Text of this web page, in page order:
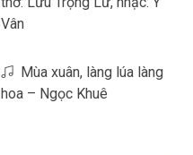
Vân
Mùa xuân, làng lúa làng
hoa – Ngọc Khuê